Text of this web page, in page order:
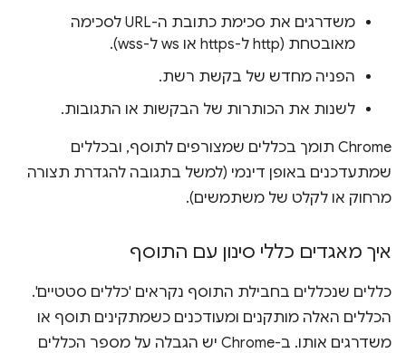
משדרגים את סכימת כתובת ה-URL לסכימה
מאובטחת (http ל-https או ws ל-wss).
הפניה מחדש של בקשת רשת.
לשנות את הכותרות של הבקשות או התגובות.
‫Chrome תומך בכללים שמצורפים לתוסף, ובכללים
שמתעדכנים באופן דינמי (למשל בתגובה להגדרת תצורה
מרחוק או לקלט של משתמשים).
איך מאגדים כללי סינון עם התוסף
כללים שנכללים בחבילת התוסף נקראים 'כללים סטטיים'.
הכללים האלה מותקנים ומעודכנים כשמתקינים תוסף או
משדרגים אותו. ב-Chrome יש הגבלה על מספר הכללים